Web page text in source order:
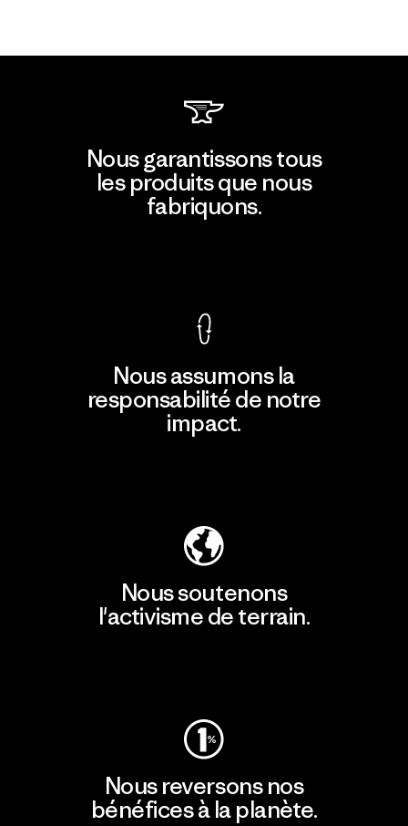
Nous garantissons tous
les produits que nous
fabriquons.
Nous assumons la
responsabilité de notre
impact.
Nous soutenons
l'activisme de terrain.
Nous reversons nos
bénéfices à la planète.